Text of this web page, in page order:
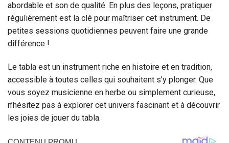
abordable et son de qualité. En plus des leçons, pratiquer
régulièrement est la clé pour maîtriser cet instrument. De
petites sessions quotidiennes peuvent faire une grande
différence !
Le tabla est un instrument riche en histoire et en tradition,
accessible à toutes celles qui souhaitent s’y plonger. Que
vous soyez musicienne en herbe ou simplement curieuse,
n’hésitez pas à explorer cet univers fascinant et à découvrir
les joies de jouer du tabla.